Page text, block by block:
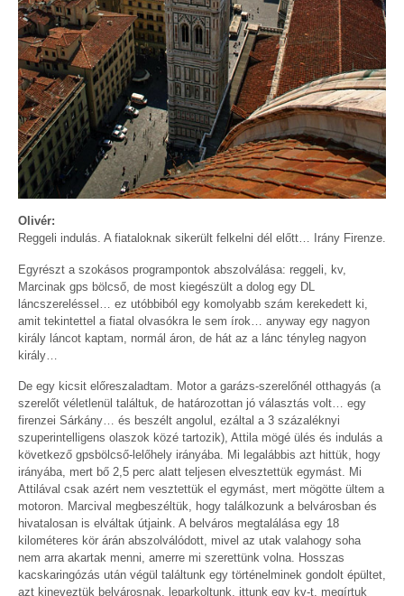
Olivér:
Reggeli indulás. A fiataloknak sikerült felkelni dél előtt… Irány Firenze.
Egyrészt a szokásos programpontok abszolválása: reggeli, kv,
Marcinak gps bölcső, de most kiegészült a dolog egy DL
láncszereléssel… ez utóbbiból egy komolyabb szám kerekedett ki,
amit tekintettel a fiatal olvasókra le sem írok… anyway egy nagyon
király láncot kaptam, normál áron, de hát az a lánc tényleg nagyon
király…
De egy kicsit előreszaladtam. Motor a garázs-szerelőnél otthagyás (a
szerelőt véletlenül találtuk, de határozottan jó választás volt… egy
firenzei Sárkány… és beszélt angolul, ezáltal a 3 százaléknyi
szuperintelligens olaszok közé tartozik), Attila mögé ülés és indulás a
következő gpsbölcső-lelőhely irányába. Mi legalábbis azt hittük, hogy
irányába, mert bő 2,5 perc alatt teljesen elvesztettük egymást. Mi
Attilával csak azért nem vesztettük el egymást, mert mögötte ültem a
motoron. Marcival megbeszéltük, hogy találkozunk a belvárosban és
hivatalosan is elváltak útjaink. A belváros megtalálása egy 18
kilométeres kör árán abszolválódott, mivel az utak valahogy soha
nem arra akartak menni, amerre mi szerettünk volna. Hosszas
kacskaringózás után végül találtunk egy történelminek gondolt épültet,
azt kineveztük belvárosnak, leparkoltunk, ittunk egy kv-t, megírtuk